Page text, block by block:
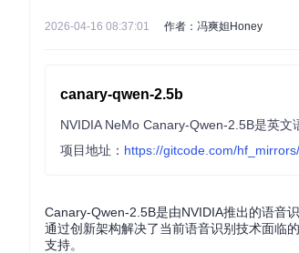
2026-04-16 08:37:01 作者：冯爽妲Honey
canary-qwen-2.5b
项目地址： https://gitcode.com/
Canary-Qwen-2.5B是由NVIDIA推出的语音
通过创新架构解决了当前语音识别技术面临
支持。